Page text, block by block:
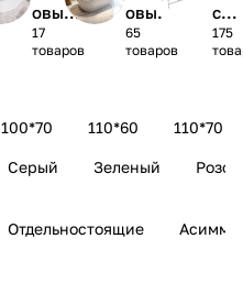
овые
ванны
1/4
17
товаров
овые
ванны
65
товаров
с
сом
)
175
100*70 110*60 110*70
Серый Зеленый
Отдельностоящие